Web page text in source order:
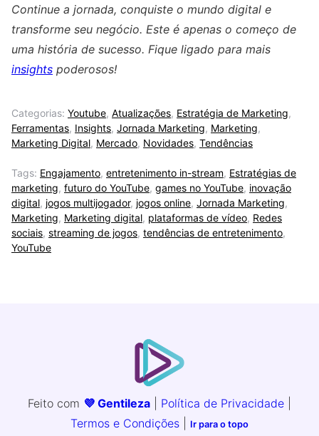
Continue a jornada, conquiste o mundo digital e
transforme seu negócio. Este é apenas o começo de
uma história de sucesso. Fique ligado para mais
insights poderosos!
Categorias: Youtube, Atualizações, Estratégia de Marketing,
Ferramentas, Insights, Jornada Marketing, Marketing,
Marketing Digital, Mercado, Novidades, Tendências
Tags: Engajamento, entretenimento in-stream, Estratégias de
marketing, futuro do YouTube, games no YouTube, inovação
digital, jogos multijogador, jogos online, Jornada Marketing,
Marketing, Marketing digital, plataformas de vídeo, Redes
sociais, streaming de jogos, tendências de entretenimento,
YouTube
Feito com 💜 Gentileza Política de Privacidade
Termos e Condições
Ir para o topo